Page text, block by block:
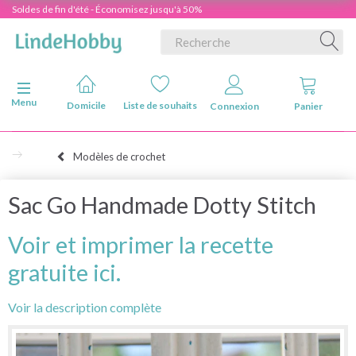
Soldes de fin d'été - Économisez jusqu'à 50%
Basculer la navigation
Menu
Domicile Liste de souhaits Connexion Panier
Modèles de crochet
Sac Go Handmade Dotty Stitch
Voir et imprimer la recette
gratuite ici.
Voir la description complète